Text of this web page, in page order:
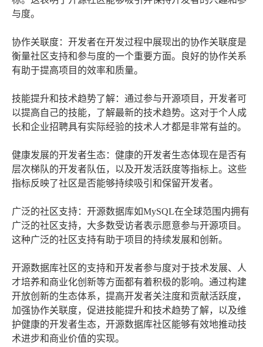
与度。
协作关联度：开发者在开发过程中展现出的协作关联度是
衡量社区支持和参与度的一个重要方面。良好的协作关系
有助于提高项目的效率和质量。
技能提升和技术趋势了解：通过参与开源项目，开发者可
以提高自己的技能，了解最新的技术趋势。这对于个人成
长和企业招聘具有实际经验的技术人才都是非常有益的。
健康发展的开发者生态：健康的开发者生态体现在是否有
层次梯队的开发者队伍，以及开发活跃度等指标上。这些
指标反映了社区是否能够持续吸引和保留开发者。
广泛的社区支持：开源数据库如MySQL在全球范围内拥有
广泛的社区支持，大多数受访者表示愿意参与开源项目。
这种广泛的社区支持有助于项目的持续发展和创新。
开源数据库社区的支持和开发者参与度对于技术发展、人
才培养和商业化创新等方面都有着积极的影响。通过构建
开放创新的生态体系，提高开发者关注度和贡献活跃度，
加强协作关联度，促进技能提升和技术趋势了解，以及维
护健康的开发者生态，开源数据库社区能够有效地推动技
术进步和商业价值的实现。